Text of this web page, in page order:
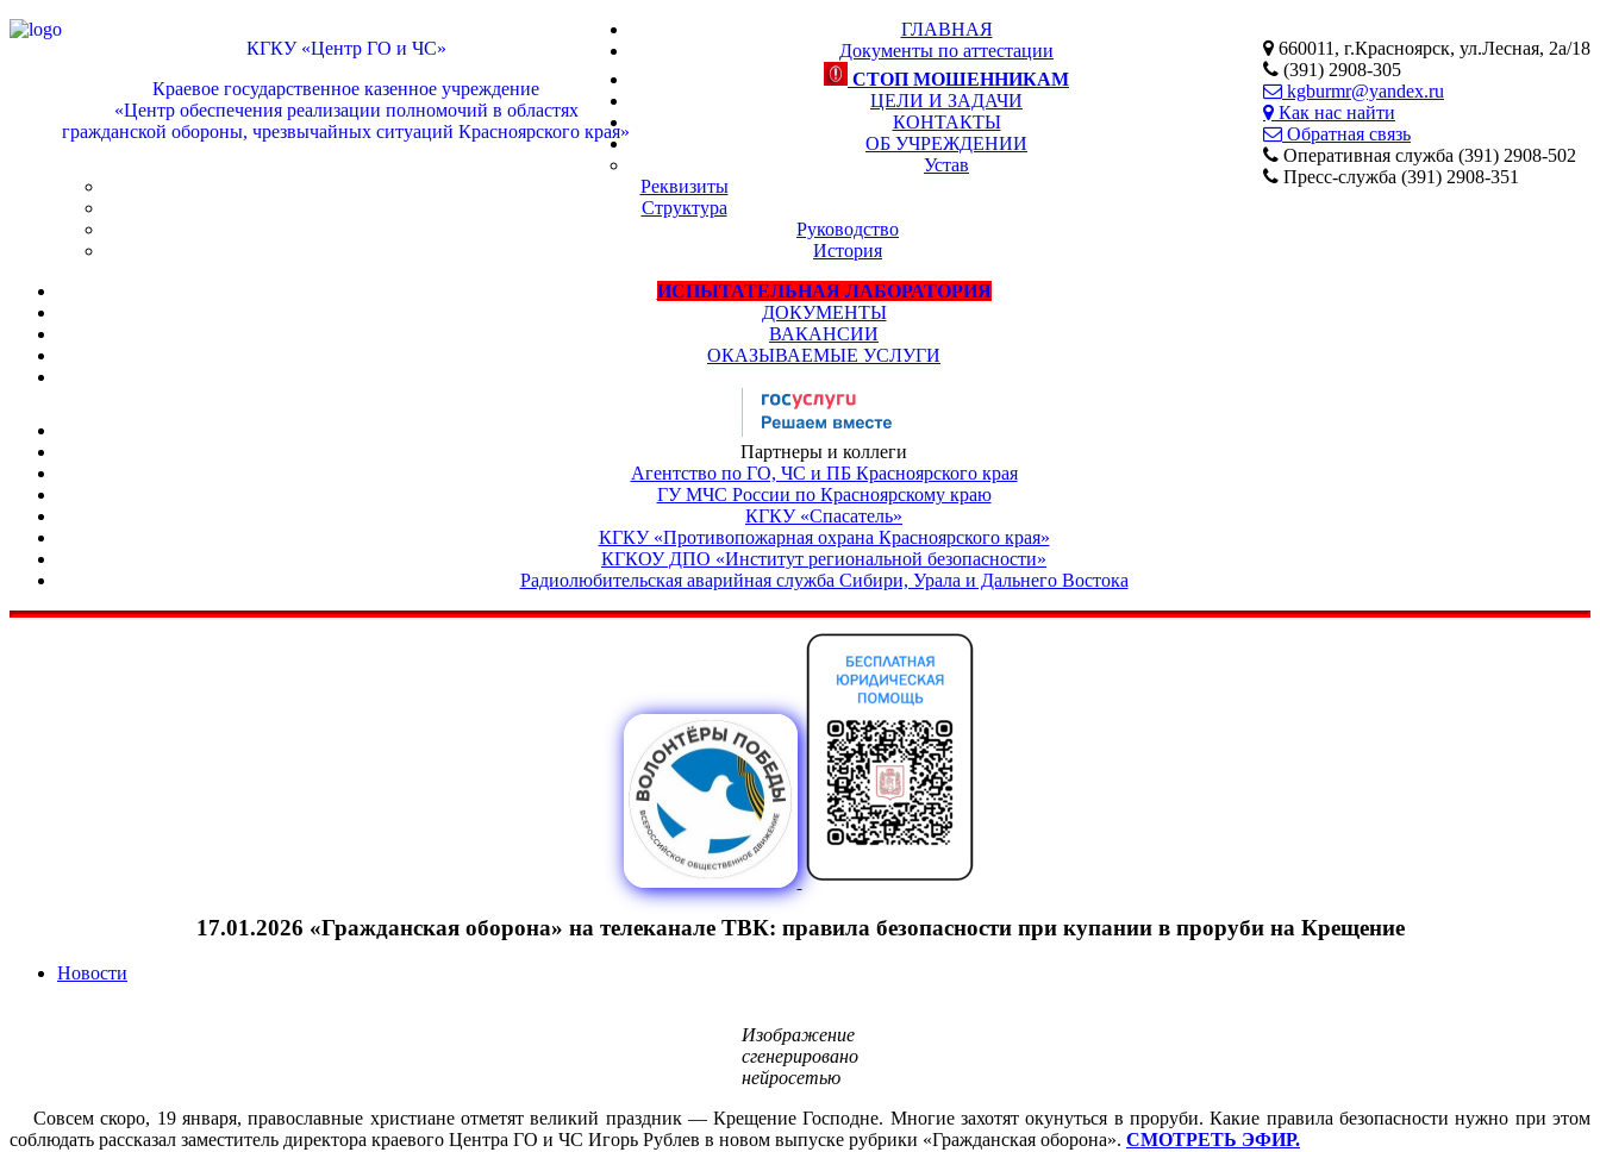
КГКУ «Центр ГО и ЧС»
Краевое государственное казенное учреждение
«Центр обеспечения реализации полномочий в областях
гражданской обороны, чрезвычайных ситуаций Красноярского края»
660011, г.Красноярск, ул.Лесная, 2а/18
(391) 2908-305
kgburmr@yandex.ru
Как нас найти
Обратная связь
Оперативная служба (391) 2908-502
Пресс-служба (391) 2908-351
ГЛАВНАЯ
Документы по аттестации
СТОП МОШЕННИКАМ
ЦЕЛИ И ЗАДАЧИ
КОНТАКТЫ
ОБ УЧРЕЖДЕНИИ
Устав
Реквизиты
Структура
Руководство
История
ИСПЫТАТЕЛЬНАЯ ЛАБОРАТОРИЯ
ДОКУМЕНТЫ
ВАКАНСИИ
ОКАЗЫВАЕМЫЕ УСЛУГИ
Партнеры и коллеги
Агентство по ГО, ЧС и ПБ Красноярского края
ГУ МЧС России по Красноярскому краю
КГКУ «Спасатель»
КГКУ «Противопожарная охрана Красноярского края»
КГКОУ ДПО «Институт региональной безопасности»
Радиолюбительская аварийная служба Сибири, Урала и Дальнего Востока
17.01.2026 «Гражданская оборона» на телеканале ТВК: правила безопасности при купании в проруби на Крещение
Новости
Изображение
сгенерировано
нейросетью
Совсем скоро, 19 января, православные христиане отметят великий праздник — Крещение Господне. Многие захотят окунуться в проруби. Какие правила безопасности нужно при этом
соблюдать рассказал заместитель директора краевого Центра ГО и ЧС Игорь Рублев в новом выпуске рубрики «Гражданская оборона». СМОТРЕТЬ ЭФИР.